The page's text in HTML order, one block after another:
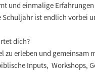
und einmalige
Schuljahr ist endlich vorbei
dich?
zu erleben und gemeinsam
Inputs, Workshops,